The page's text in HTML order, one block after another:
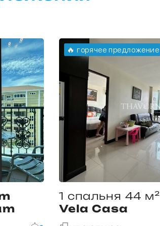
🔥 горячее предложение
1 спальня 44 м²
Vela Casa